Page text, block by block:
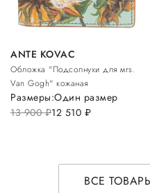
ANTE KOVAC
Обложка "Подсолнухи для мrs.
Van Gogh" кожаная
13 900руб.12 510 руб.
Размеры:Один размер
ВСЕ